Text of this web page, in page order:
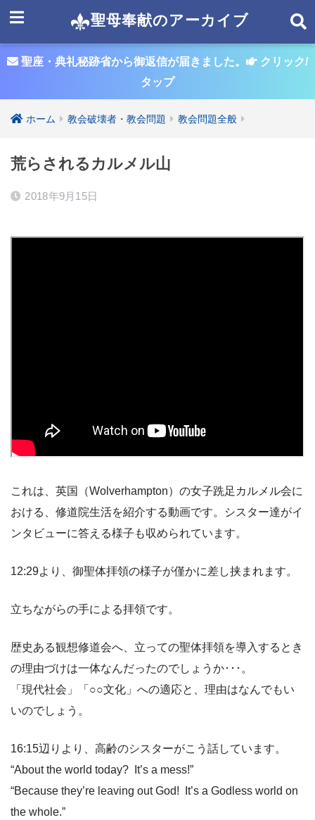
聖母奉献のアーカイブ
聖座・典礼秘跡省から御返信が届きました。
クリック/
タップ
ホーム 教会破壊者・教会問題 教会問題全般
荒らされるカルメル山
2018年9月15日
これは、英国（Wolverhampton）の女子跣足カルメル会に
おける、修道院生活を紹介する動画です。シスター達がイ
ンタビューに答える様子も収められています。
12:29より、御聖体拝領の様子が僅かに差し挟まれます。
立ちながらの手による拝領です。
歴史ある観想修道会へ、立っての聖体拝領を導入するとき
の理由づけは一体なんだったのでしょうか･･･。
「現代社会」「○○文化」への適応と、理由はなんでもい
いのでしょう。
16:15辺りより、高齢のシスターがこう話しています。
“About the world today? It’s a mess!”
“Because they’re leaving out God! It’s a Godless world on
the whole.”